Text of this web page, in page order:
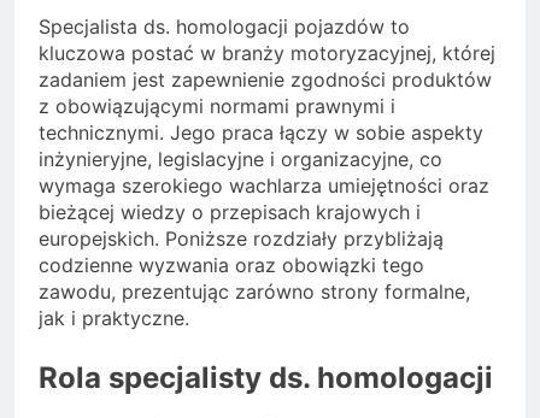
Specjalista ds. homologacji pojazdów to
kluczowa postać w branży motoryzacyjnej, której
zadaniem jest zapewnienie zgodności produktów
z obowiązującymi normami prawnymi i
technicznymi. Jego praca łączy w sobie aspekty
inżynieryjne, legislacyjne i organizacyjne, co
wymaga szerokiego wachlarza umiejętności oraz
bieżącej wiedzy o przepisach krajowych i
europejskich. Poniższe rozdziały przybliżają
codzienne wyzwania oraz obowiązki tego
zawodu, prezentując zarówno strony formalne,
jak i praktyczne.
Rola specjalisty ds. homologacji